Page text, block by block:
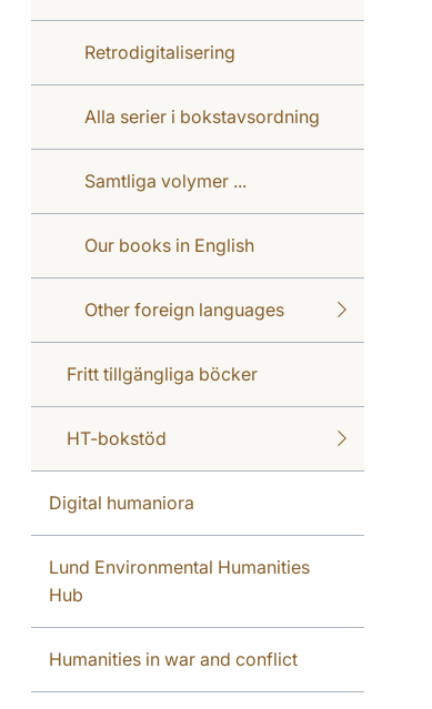
Retrodigitalisering
Alla serier i bokstavsordning
Samtliga volymer ...
Our books in English
Other foreign languages
Fritt tillgängliga böcker
HT-bokstöd
Digital humaniora
Lund Environmental Humanities
Hub
Humanities in war and conflict